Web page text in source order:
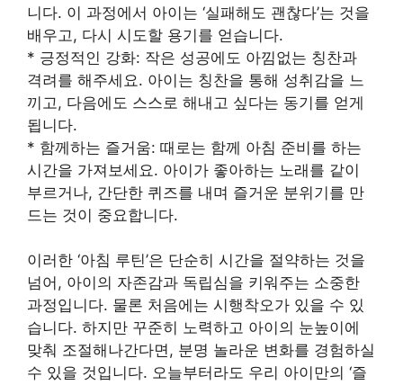
니다. 이 과정에서 아이는 ‘실패해도 괜찮다’는 것을
배우고, 다시 시도할 용기를 얻습니다.
* 긍정적인 강화: 작은 성공에도 아낌없는 칭찬과
격려를 해주세요. 아이는 칭찬을 통해 성취감을 느
끼고, 다음에도 스스로 해내고 싶다는 동기를 얻게
됩니다.
* 함께하는 즐거움: 때로는 함께 아침 준비를 하는
시간을 가져보세요. 아이가 좋아하는 노래를 같이
부르거나, 간단한 퀴즈를 내며 즐거운 분위기를 만
드는 것이 중요합니다.
이러한 ‘아침 루틴’은 단순히 시간을 절약하는 것을
넘어, 아이의 자존감과 독립심을 키워주는 소중한
과정입니다. 물론 처음에는 시행착오가 있을 수 있
습니다. 하지만 꾸준히 노력하고 아이의 눈높이에
맞춰 조절해나간다면, 분명 놀라운 변화를 경험하실
수 있을 것입니다. 오늘부터라도 우리 아이만의 ‘즐